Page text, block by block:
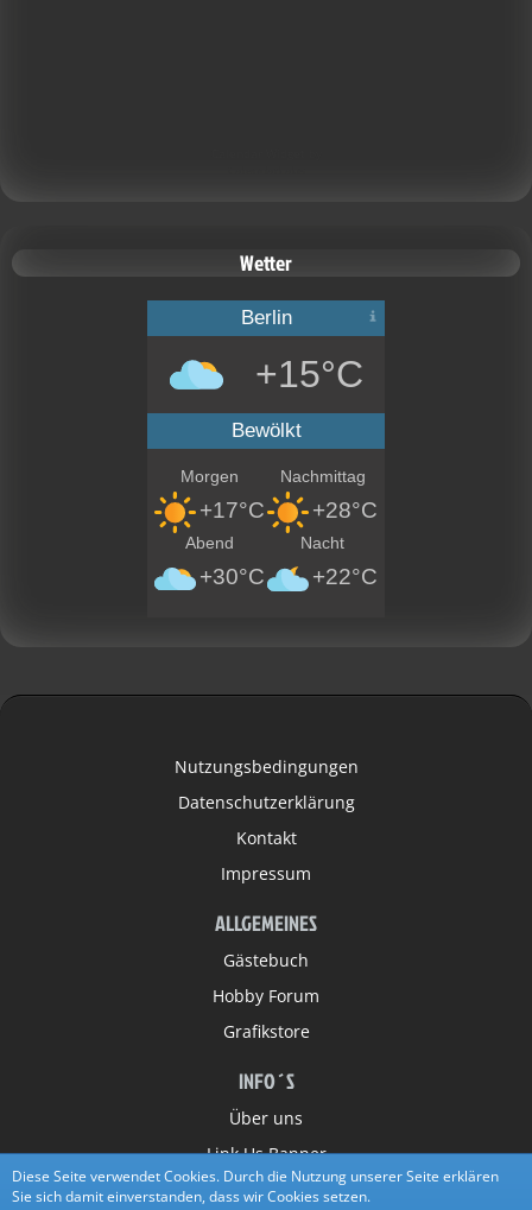
Wetter
Berlin
+15°C
Bewölkt
Morgen
+17°C
Nachmittag
+28°C
Abend
+30°C
Nacht
+22°C
Nutzungsbedingungen
Datenschutzerklärung
Kontakt
Impressum
ALLGEMEINES
Gästebuch
Hobby Forum
Grafikstore
INFO´S
Über uns
Link Us Banner
Partner
Diese Seite verwendet Cookies. Durch die Nutzung unserer Seite erklären
Sie sich damit einverstanden, dass wir Cookies setzen.